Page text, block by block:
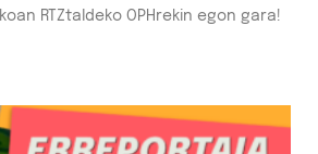
RTZtaldeko OPHrekin egon gara!